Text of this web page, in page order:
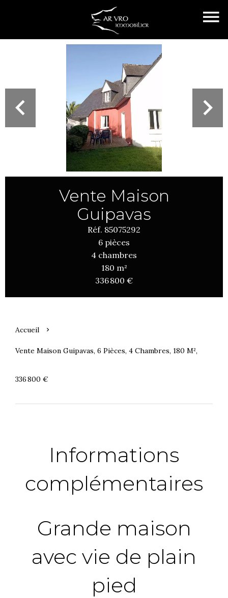
Vente Maison
Guipavas
Réf. 85075292
6 pièces
4 chambres
180 m²
336 800 €
Accueil
Vente Maison Guipavas, 6 Pièces, 4 Chambres, 180 M²,
336 800 €
Informations
complémentaires
Grande maison
avec vie de plain
pied